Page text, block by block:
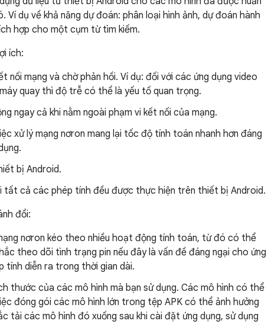
dụ về khả năng dự đoán: phân loại hình ảnh, dự đoán hành
hợp cho một cụm từ tìm kiếm.
ích:
nối mạng và chờ phản hồi. Ví dụ: đối với các ứng dụng video
quay thì độ trễ có thể là yếu tố quan trọng.
ngay cả khi nằm ngoài phạm vi kết nối của mạng.
xử lý mạng nơron mang lại tốc độ tính toán nhanh hơn đáng
bị Android.
tất cả các phép tính đều được thực hiện trên thiết bị Android.
đổi:
nơron kéo theo nhiều hoạt động tính toán, từ đó có thể
theo dõi tình trạng pin nếu đây là vấn đề đáng ngại cho ứng
tính diễn ra trong thời gian dài.
thước của các mô hình mà bạn sử dụng. Các mô hình có thể
đóng gói các mô hình lớn trong tệp APK có thể ảnh hưởng
tải các mô hình đó xuống sau khi cài đặt ứng dụng, sử dụng